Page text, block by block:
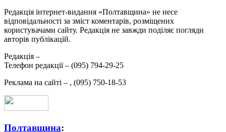
Редакція інтернет-видання «Полтавщина» не несе
відповідальності за зміст коментарів, розміщених
користувачами сайту. Редакція не завжди поділяє погляди
авторів публікацій.
Редакція –
Телефон редакції – (095) 794-29-25
Реклама на сайті – , (095) 750-18-53
Полтавщина: